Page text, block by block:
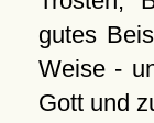
gutes
Weise -
Gott und